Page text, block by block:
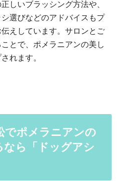
しいブラッシング方法や、
選びなどのアドバイスもプ
えしています。サロンとご
とで、ポメラニアンの美し
れます。
でポメラニアンの
なら「ドッグアシ